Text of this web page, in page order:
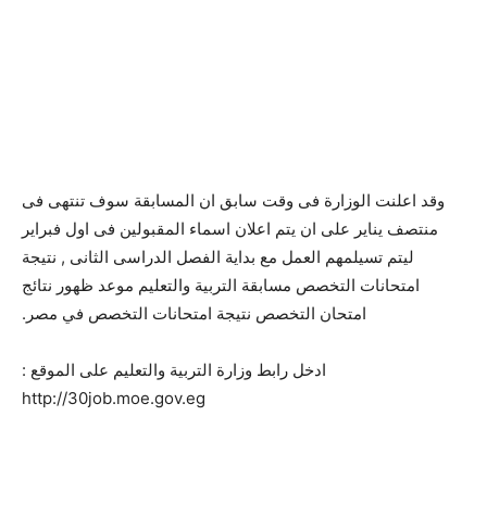
وقد اعلنت الوزارة فى وقت سابق ان المسابقة سوف تنتهى فى
منتصف يناير على ان يتم اعلان اسماء المقبولين فى اول فبراير
ليتم تسيلمهم العمل مع بداية الفصل الدراسى الثانى , نتيجة
امتحانات التخصص مسابقة التربية والتعليم موعد ظهور نتائج
امتحان التخصص نتيجة امتحانات التخصص في مصر.
ادخل رابط وزارة التربية والتعليم على الموقع :
http://30job.moe.gov.eg